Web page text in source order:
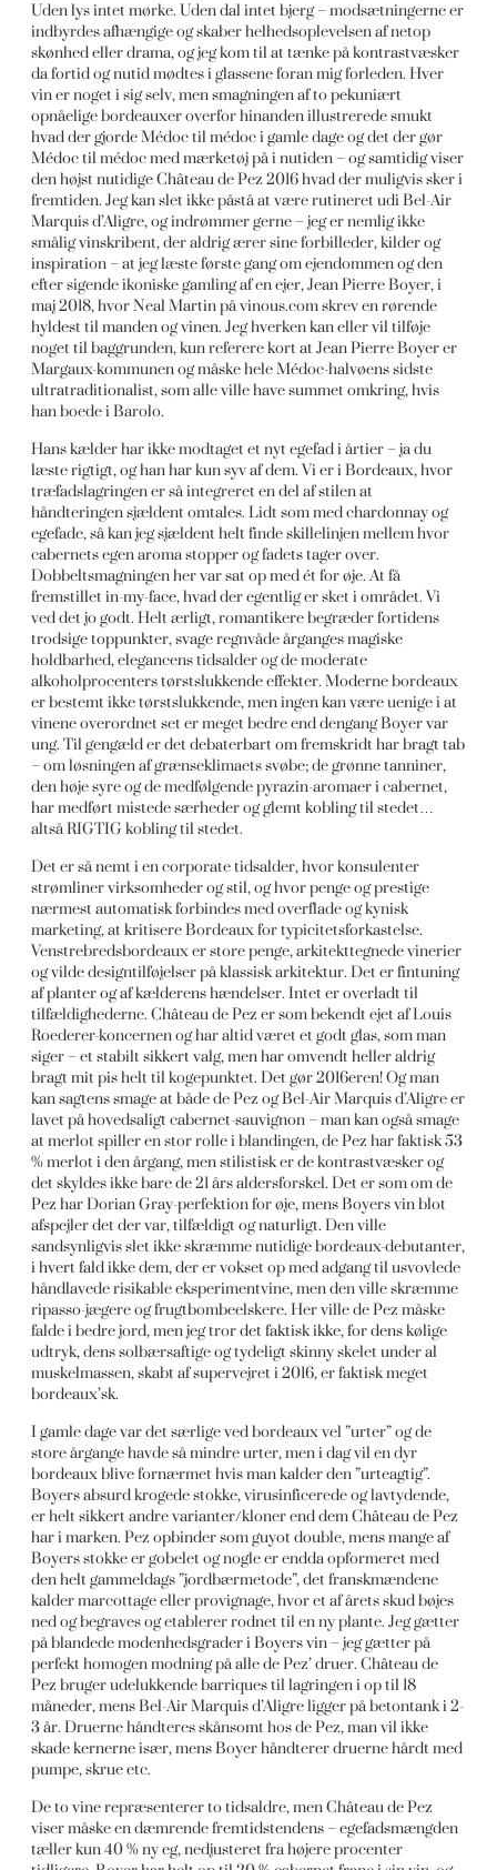
Uden lys intet mørke. Uden dal intet bjerg – modsætningerne er
indbyrdes afhængige og skaber helhedsoplevelsen af netop
skønhed eller drama, og jeg kom til at tænke på kontrastvæsker
da fortid og nutid mødtes i glassene foran mig forleden. Hver
vin er noget i sig selv, men smagningen af to pekuniært
opnåelige bordeauxer overfor hinanden illustrerede smukt
hvad der gjorde Médoc til médoc i gamle dage og det der gør
Médoc til médoc med mærketøj på i nutiden – og samtidig viser
den højst nutidige Château de Pez 2016 hvad der muligvis sker i
fremtiden. Jeg kan slet ikke påstå at være rutineret udi Bel-Air
Marquis d’Aligre, og indrømmer gerne – jeg er nemlig ikke
smålig vinskribent, der aldrig ærer sine forbilleder, kilder og
inspiration – at jeg læste første gang om ejendommen og den
efter sigende ikoniske gamling af en ejer, Jean Pierre Boyer, i
maj 2018, hvor Neal Martin på vinous.com skrev en rørende
hyldest til manden og vinen. Jeg hverken kan eller vil tilføje
noget til baggrunden, kun referere kort at Jean Pierre Boyer er
Margaux-kommunen og måske hele Médoc-halvøens sidste
ultratraditionalist, som alle ville have summet omkring, hvis
han boede i Barolo.
Hans kælder har ikke modtaget et nyt egefad i årtier – ja du
læste rigtigt, og han har kun syv af dem. Vi er i Bordeaux, hvor
træfadslagringen er så integreret en del af stilen at
håndteringen sjældent omtales. Lidt som med chardonnay og
egefade, så kan jeg sjældent helt finde skillelinjen mellem hvor
cabernets egen aroma stopper og fadets tager over.
Dobbeltsmagningen her var sat op med ét for øje. At få
fremstillet in-my-face, hvad der egentlig er sket i området. Vi
ved det jo godt. Helt ærligt, romantikere begræder fortidens
trodsige toppunkter, svage regnvåde årganges magiske
holdbarhed, elegancens tidsalder og de moderate
alkoholprocenters tørstslukkende effekter. Moderne bordeaux
er bestemt ikke tørstslukkende, men ingen kan være uenige i at
vinene overordnet set er meget bedre end dengang Boyer var
ung. Til gengæld er det debaterbart om fremskridt har bragt tab
– om løsningen af grænseklimaets svøbe; de grønne tanniner,
den høje syre og de medfølgende pyrazin-aromaer i cabernet,
har medført mistede særheder og glemt kobling til stedet…
altså RIGTIG kobling til stedet.
Det er så nemt i en corporate tidsalder, hvor konsulenter
strømliner virksomheder og stil, og hvor penge og prestige
nærmest automatisk forbindes med overflade og kynisk
marketing, at kritisere Bordeaux for typicitetsforkastelse.
Venstrebredsbordeaux er store penge, arkitekttegnede vinerier
og vilde designtilføjelser på klassisk arkitektur. Det er fintuning
af planter og af kælderens hændelser. Intet er overladt til
tilfældighederne. Château de Pez er som bekendt ejet af Louis
Roederer-koncernen og har altid været et godt glas, som man
siger – et stabilt sikkert valg, men har omvendt heller aldrig
bragt mit pis helt til kogepunktet. Det gør 2016eren! Og man
kan sagtens smage at både de Pez og Bel-Air Marquis d’Aligre er
lavet på hovedsaligt cabernet-sauvignon – man kan også smage
at merlot spiller en stor rolle i blandingen, de Pez har faktisk 53
% merlot i den årgang, men stilistisk er de kontrastvæsker og
det skyldes ikke bare de 21 års aldersforskel. Det er som om de
Pez har Dorian Gray-perfektion for øje, mens Boyers vin blot
afspejler det der var, tilfældigt og naturligt. Den ville
sandsynligvis slet ikke skræmme nutidige bordeaux-debutanter,
i hvert fald ikke dem, der er vokset op med adgang til usvovlede
håndlavede risikable eksperimentvine, men den ville skræmme
ripasso-jægere og frugtbombeelskere. Her ville de Pez måske
falde i bedre jord, men jeg tror det faktisk ikke, for dens kølige
udtryk, dens solbærsaftige og tydeligt skinny skelet under al
muskelmassen, skabt af supervejret i 2016, er faktisk meget
bordeaux’sk.
I gamle dage var det særlige ved bordeaux vel ”urter” og de
store årgange havde så mindre urter, men i dag vil en dyr
bordeaux blive fornærmet hvis man kalder den ”urteagtig”.
Boyers absurd krogede stokke, virusinficerede og lavtydende,
er helt sikkert andre varianter/kloner end dem Château de Pez
har i marken. Pez opbinder som guyot double, mens mange af
Boyers stokke er gobelet og nogle er endda opformeret med
den helt gammeldags ”jordbærmetode”, det franskmændene
kalder marcottage eller provignage, hvor et af årets skud bøjes
ned og begraves og etablerer rodnet til en ny plante. Jeg gætter
på blandede modenhedsgrader i Boyers vin – jeg gætter på
perfekt homogen modning på alle de Pez’ druer. Château de
Pez bruger udelukkende barriques til lagringen i op til 18
måneder, mens Bel-Air Marquis d’Aligre ligger på betontank i 2-
3 år. Druerne håndteres skånsomt hos de Pez, man vil ikke
skade kernerne især, mens Boyer håndterer druerne hårdt med
pumpe, skrue etc.
De to vine repræsenterer to tidsaldre, men Château de Pez
viser måske en dæmrende fremtidstendens – egefadsmængden
tæller kun 40 % ny eg, nedjusteret fra højere procenter